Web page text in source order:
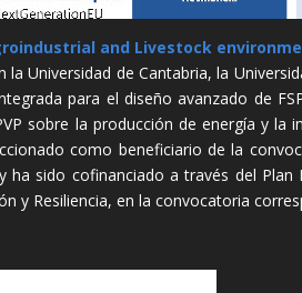
and Livestock
la Universidad de Cantabria, la
para el diseño avanzado de
sobre la producción de energía y la
como beneficiario de la
y ha sido cofinanciado a través del Plan
y Resiliencia, en la convocatoria